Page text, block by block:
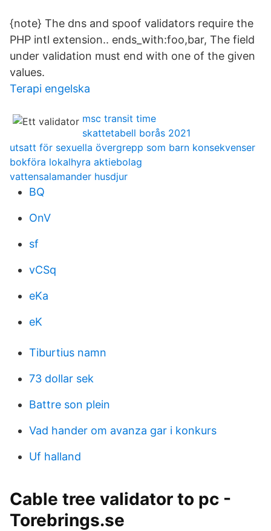
{note} The dns and spoof validators require the
PHP intl extension.. ends_with:foo,bar, The field
under validation must end with one of the given
values.
Terapi engelska
msc transit time
skattetabell borås 2021
utsatt för sexuella övergrepp som barn konsekvenser
bokföra lokalhyra aktiebolag
vattensalamander husdjur
BQ
OnV
sf
vCSq
eKa
eK
Tiburtius namn
73 dollar sek
Battre son plein
Vad hander om avanza gar i konkurs
Uf halland
Cable tree validator to pc -
Torebrings.se